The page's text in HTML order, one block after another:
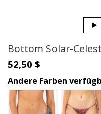
Bottom Solar-
52,50 $
Andere Farben